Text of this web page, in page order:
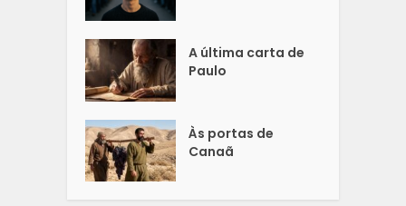
A última carta de
Paulo
Às portas de
Canaã